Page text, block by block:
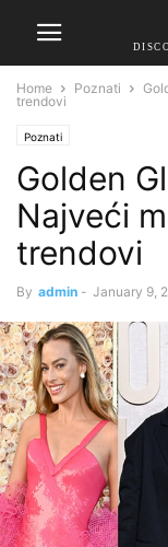
Home Poznati
trendovi
Poznati
Golden
Najveći
trendovi
By admin - January 9,